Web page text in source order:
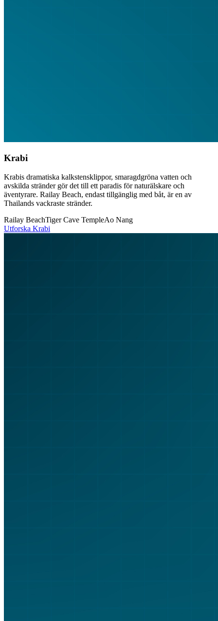
Krabi
Krabis dramatiska kalkstensklippor, smaragdgröna vatten och
avskilda stränder gör det till ett paradis för naturälskare och
äventyrare. Railay Beach, endast tillgänglig med båt, är en av
Thailands vackraste stränder.
Railay BeachTiger Cave TempleAo Nang
Utforska Krabi